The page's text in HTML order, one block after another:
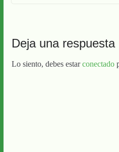
Deja una respuesta
Lo siento, debes estarconectado